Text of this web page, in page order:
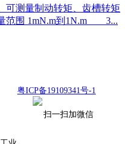
量制动转矩、齿槽转矩
围 1mN.m到1N.m 3...
粤ICP备19109341号-1
扫一扫加微信